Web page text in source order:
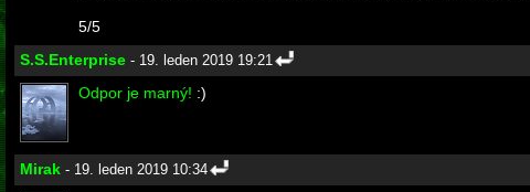
5/5
S.S.Enterprise - 19. leden 2019 19:21
Odpor je marný! :)
Mirak - 19. leden 2019 10:34